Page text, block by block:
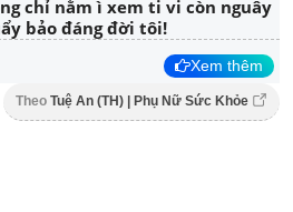
chỉ nằm ì xem ti vi còn nguây
bảo đáng đời tôi!
Xem thêm
Theo Tuệ An (TH) | Phụ Nữ Sức Khỏe